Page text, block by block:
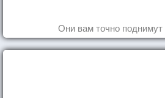
Они вам точно поднимут